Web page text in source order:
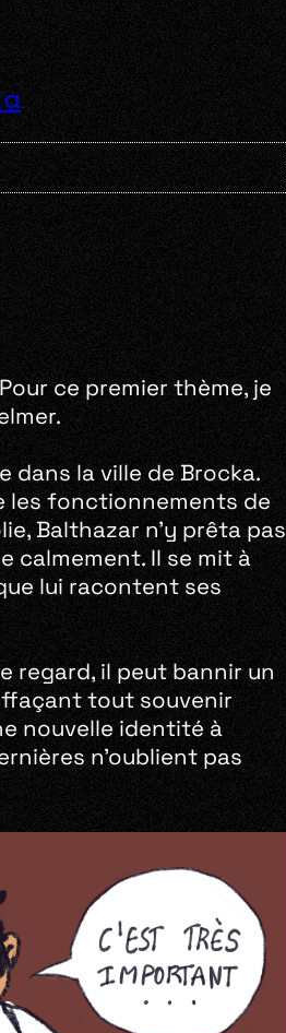
ce premier thème, je
dans la ville de Brocka.
les fonctionnements de
Balthazar n’y prêta pas
calmement. Il se mit à
lui racontent ses
regard, il peut bannir un
tout souvenir
nouvelle identité à
n’oublient pas